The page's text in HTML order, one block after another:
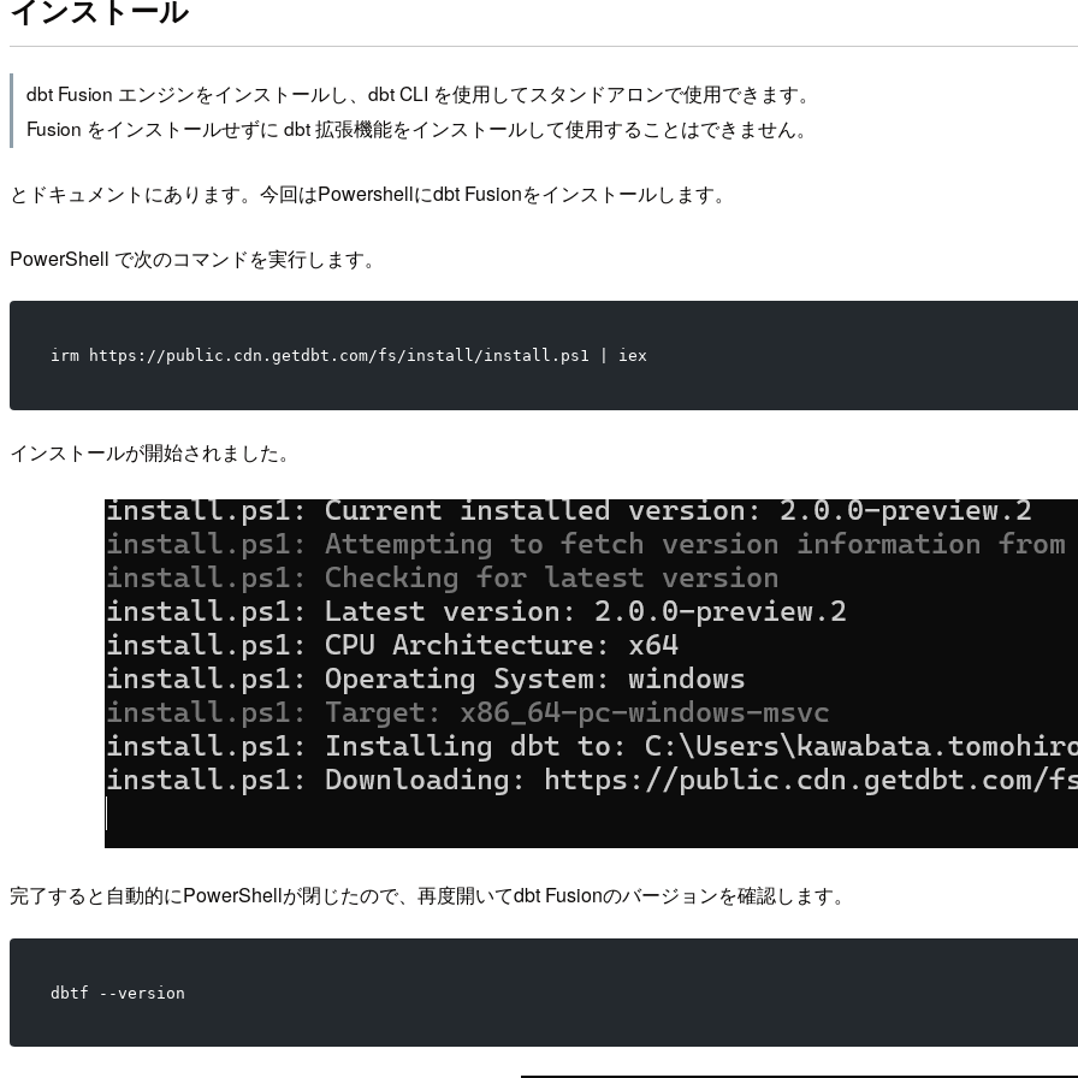
インストール
dbt Fusion エンジンをインストールし、dbt CLI を使用してスタンドアロンで使用できます。
Fusion をインストールせずに dbt 拡張機能をインストールして使用することはできません。
とドキュメントにあります。今回はPowershellにdbt Fusionをインストールします。
PowerShell で次のコマンドを実行します。
irm https://public.cdn.getdbt.com/fs/install/install.ps1 | iex
インストールが開始されました。
完了すると自動的にPowerShellが閉じたので、再度開いてdbt Fusionのバージョンを確認します。
dbtf --version